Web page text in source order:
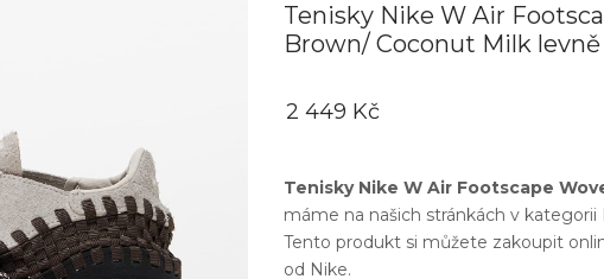
Tenisky Nike W Air
Brown/ Coconut Milk levně
2 449 Kč
Tenisky Nike W Air Footscape
máme na našich stránkách v kategorii
Tento produkt si můžete zakoupit
od Nike.